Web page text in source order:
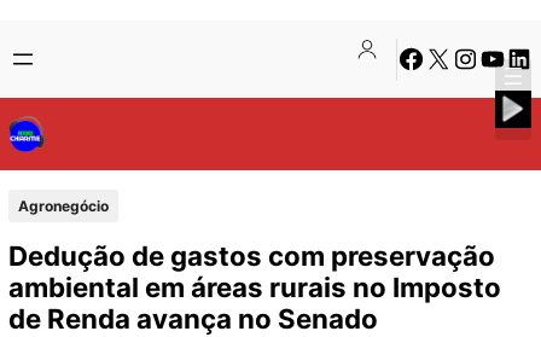
para
o
conteúdo
to
content
Facebook
X Instagram
Agronegócio
Dedução de gastos com preservação
ambiental em áreas rurais no Imposto
de Renda avança no Senado